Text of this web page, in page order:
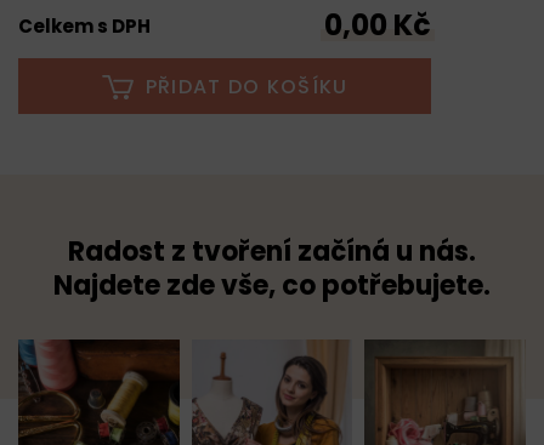
Celkem s DPH 0,00 Kč
PŘIDAT DO KOŠÍKU
Radost z tvoření začíná u nás.
Najdete zde vše, co potřebujete.